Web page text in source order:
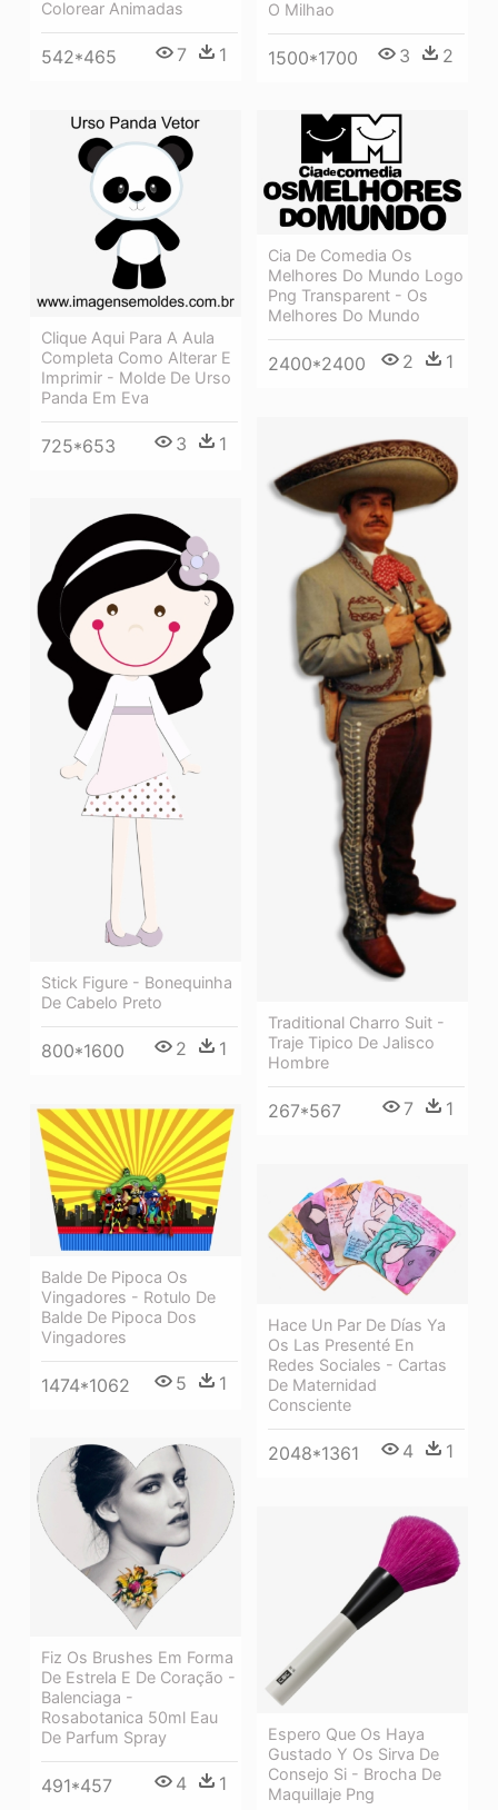
O Milhao
1500*1700 3 2
Colorear Animadas
542*465 7 1
Clique Aqui Para A Aula
Completa Como Alterar E
Imprimir - Molde De Urso
Panda Em Eva
725*653 3 1
Cia De Comedia Os
Melhores Do Mundo Logo
Png Transparent - Os
Melhores Do Mundo
2400*2400 2 1
Traditional Charro Suit -
Traje Tipico De Jalisco
Hombre
267*567 7 1
Stick Figure - Bonequinha
De Cabelo Preto
800*1600 2 1
Balde De Pipoca Os
Vingadores - Rotulo De
Balde De Pipoca Dos
Vingadores
1474*1062 5 1
Hace Un Par De Días Ya
Os Las Presenté En
Redes Sociales - Cartas
De Maternidad
Consciente
2048*1361 4 1
Fiz Os Brushes Em Forma
De Estrela E De Coração -
Balenciaga -
Rosabotanica 50ml Eau
De Parfum Spray
491*457 4 1
Espero Que Os Haya
Gustado Y Os Sirva De
Consejo Si - Brocha De
Maquillaje Png